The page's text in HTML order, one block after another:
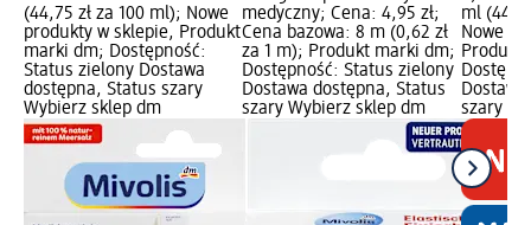
(44,75 zł za 100 ml); Nowe
produkty w sklepie, Produkt
marki dm; Dostępność:
Status zielony Dostawa
dostępna, Status szary
Wybierz sklep dm
medyczny; Cena: 4,95 zł;
Cena bazowa: 8 m (0,62 zł
za 1 m); Produkt marki dm;
Dostępność: Status zielony
Dostawa dostępna, Status
szary Wybierz sklep dm
ml
Nowe
Produkt
szary